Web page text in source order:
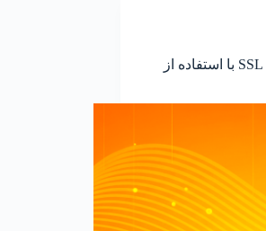
نحوه Import و نصب گواهینامه SSL با استفاده از